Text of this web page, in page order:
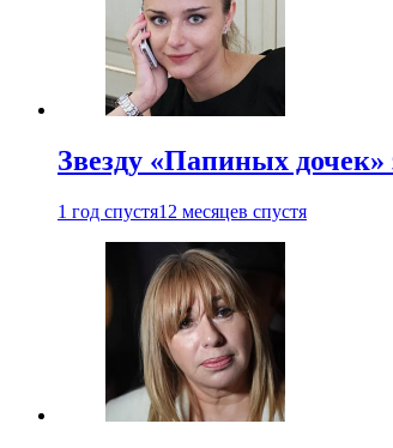
Звезду «Папиных
1 год спустя12 месяцев спустя